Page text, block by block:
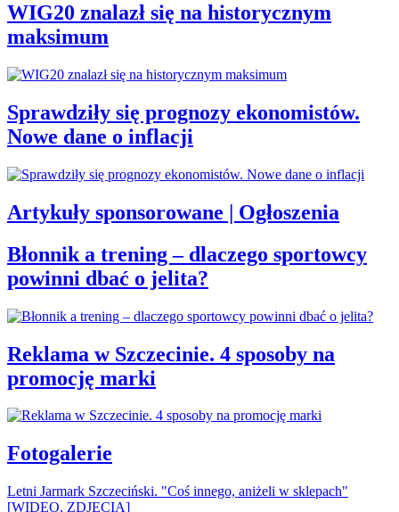
WIG20 znalazł się na historycznym
maksimum
Sprawdziły się prognozy ekonomistów.
Nowe dane o inflacji
Artykuły sponsorowane | Ogłoszenia
Błonnik a trening – dlaczego sportowcy
powinni dbać o jelita?
Reklama w Szczecinie. 4 sposoby na
promocję marki
Fotogalerie
Letni Jarmark Szczeciński. "Coś innego, aniżeli w sklepach"
[WIDEO, ZDJĘCIA]